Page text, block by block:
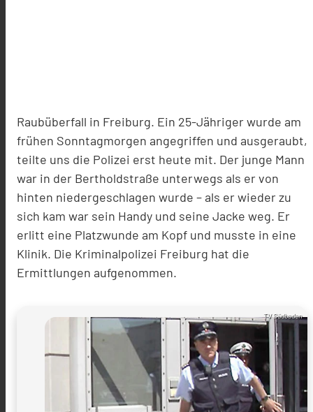
Raubüberfall in Freiburg. Ein 25-Jähriger wurde am
frühen Sonntagmorgen angegriffen und ausgeraubt,
teilte uns die Polizei erst heute mit. Der junge Mann
war in der Bertholdstraße unterwegs als er von
hinten niedergeschlagen wurde – als er wieder zu
sich kam war sein Handy und seine Jacke weg. Er
erlitt eine Platzwunde am Kopf und musste in eine
Klinik. Die Kriminalpolizei Freiburg hat die
Ermittlungen aufgenommen.
TV Südbaden